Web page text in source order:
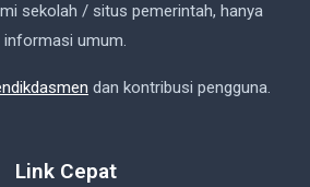
sekolah / situs pemerintah, hanya
informasi umum.
dan kontribusi pengguna.
Link Cepat